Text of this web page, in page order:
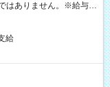
はありません。※給与即
給